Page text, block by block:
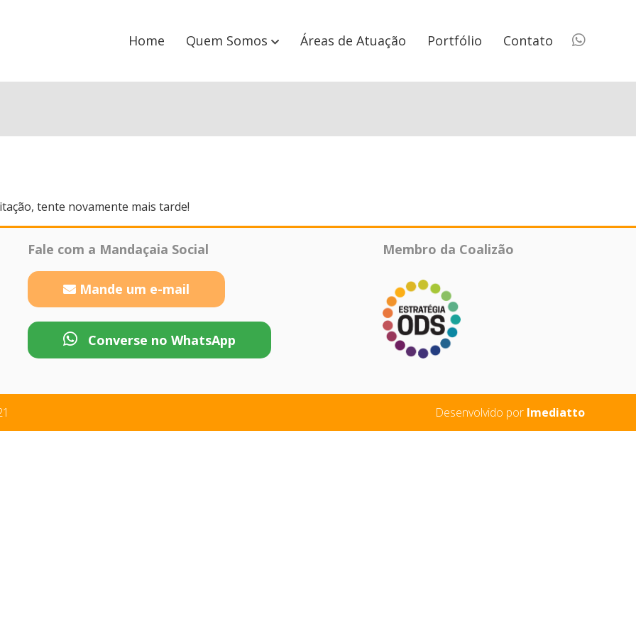
Home Quem Somos Áreas de Atuação Portfólio Contato
tente novamente mais tarde!
Fale com a Mandaçaia Social
Mande um e-mail
Converse no WhatsApp
Membro da Coalizão
Desenvolvido por Imediatto